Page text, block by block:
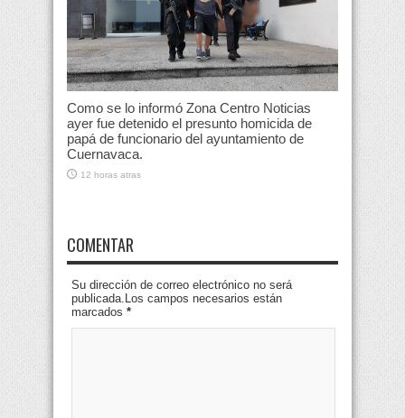
Como se lo informó Zona Centro Noticias
ayer fue detenido el presunto homicida de
papá de funcionario del ayuntamiento de
Cuernavaca.
12 horas atras
COMENTAR
Su dirección de correo electrónico no será
publicada.Los campos necesarios están
marcados *